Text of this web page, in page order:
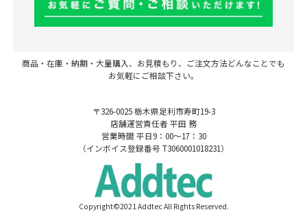
商品・在庫・納期・大量購入、お見積もり、ご注文方法どんなことでも
お気軽にご相談下さい。
〒326-0025 栃木県足利市寿町19-3
店舗運営責任者 平田 務
営業時間 平日9：00～17：30
（インボイス登録番号 T3060001018231）
Copyright©2021 Addtec All Rights Reserved.